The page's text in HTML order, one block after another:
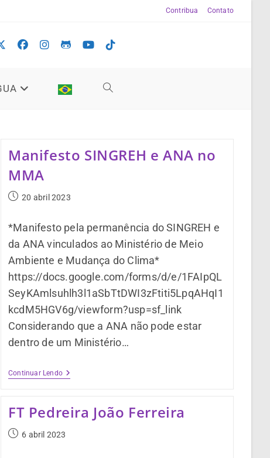
Contribua Contato
Manifesto SINGREH e ANA no
MMA
20 abril 2023
*Manifesto pela permanência do SINGREH e
da ANA vinculados ao Ministério de Meio
Ambiente e Mudança do Clima*
https://docs.google.com/forms/d/e/1FAIpQL
SeyKAmlsuhlh3l1aSbTtDWI3zFtiti5LpqAHqI1
kcdM5HGV6g/viewform?usp=sf_link
Considerando que a ANA não pode estar
dentro de um Ministério…
Continuar Lendo
FT Pedreira João Ferreira
6 abril 2023